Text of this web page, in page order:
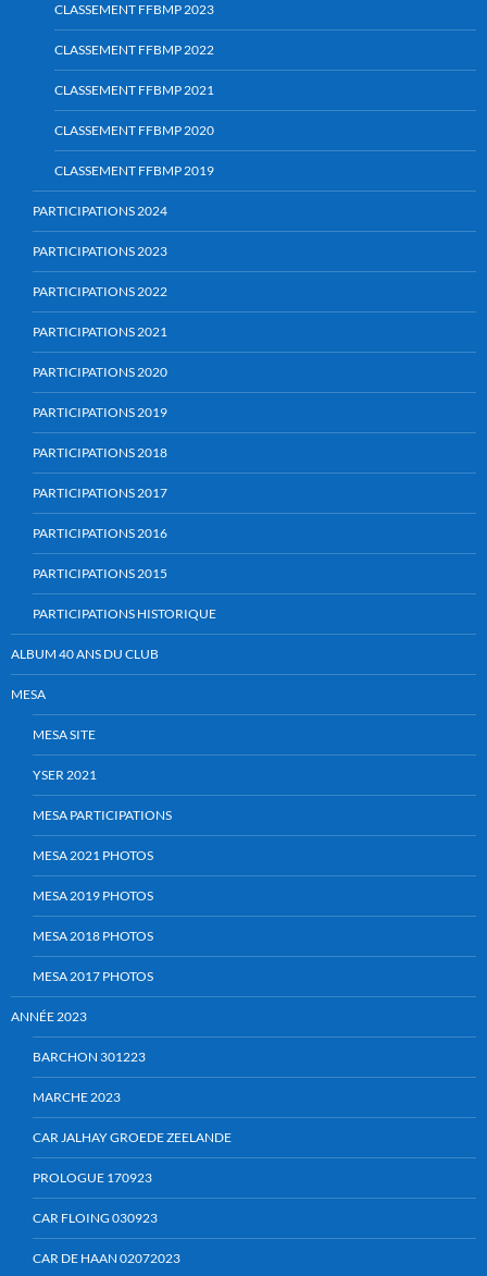
CLASSEMENT FFBMP 2023
CLASSEMENT FFBMP 2022
CLASSEMENT FFBMP 2021
CLASSEMENT FFBMP 2020
CLASSEMENT FFBMP 2019
PARTICIPATIONS 2024
PARTICIPATIONS 2023
PARTICIPATIONS 2022
PARTICIPATIONS 2021
PARTICIPATIONS 2020
PARTICIPATIONS 2019
PARTICIPATIONS 2018
PARTICIPATIONS 2017
PARTICIPATIONS 2016
PARTICIPATIONS 2015
PARTICIPATIONS HISTORIQUE
ALBUM 40 ANS DU CLUB
MESA
MESA SITE
YSER 2021
MESA PARTICIPATIONS
MESA 2021 PHOTOS
MESA 2019 PHOTOS
MESA 2018 PHOTOS
MESA 2017 PHOTOS
ANNÉE 2023
BARCHON 301223
MARCHE 2023
CAR JALHAY GROEDE ZEELANDE
PROLOGUE 170923
CAR FLOING 030923
CAR DE HAAN 02072023